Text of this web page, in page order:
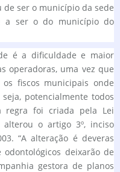
ser o município da sede
a ser o do município do
é a dificuldade e maior
operadoras, uma vez que
fiscos municipais onde
potencialmente todos
regra foi criada pela Lei
alterou o artigo 3º, inciso
“A alteração é deveras
deixarão de
gestora de planos